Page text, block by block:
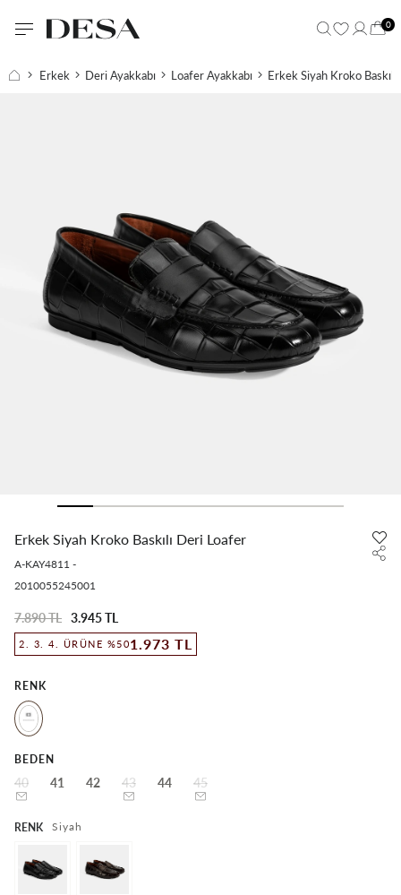
0
Erkek Deri Ayakkabı Loafer Ayakkabı Erkek Siyah Kroko
Erkek Siyah Kroko Baskılı Deri Loafer
A-KAY4811 -
2010055245001
7.890 TL 3.945 TL
2. 3. 4. ÜRÜNE %501.973 TL
RENK
BEDEN
40 41 42 43 44 45
RENK Siyah